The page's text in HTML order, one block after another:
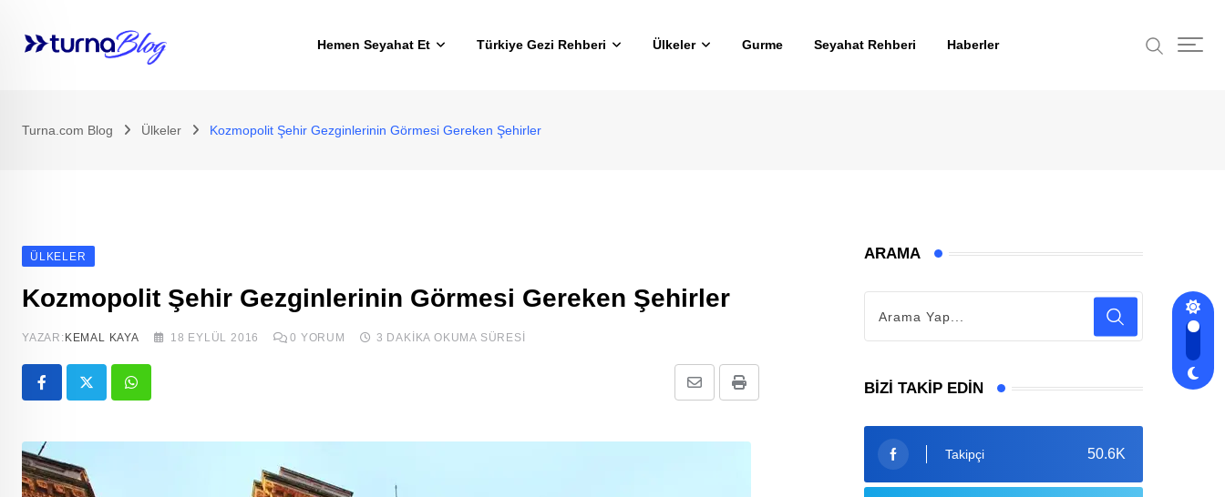
Hemen Seyahat Et Türkiye Gezi Rehberi Ülkeler Gurme Seyahat Rehberi Haberler
Turna.com Blog Ülkeler Kozmopolit Şehir Gezginlerinin Görmesi Gereken Şehirler
ÜLKELER
Kozmopolit Şehir Gezginlerinin Görmesi Gereken Şehirler
YAZAR: KEMAL KAYA 18 EYLÜL 2016 0 YORUM 3 DAKIKA OKUMA SÜRESI
Whatsapp Print
ile
ARAMA
BIZI TAKIP EDIN
50.6K
Takipçi